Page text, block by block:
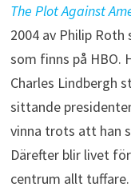
The Plot Against
2004 av Philip
som finns på HBO.
Charles Lindbergh
sittande
vinna trots att han
Därefter blir livet
centrum allt tuffare.